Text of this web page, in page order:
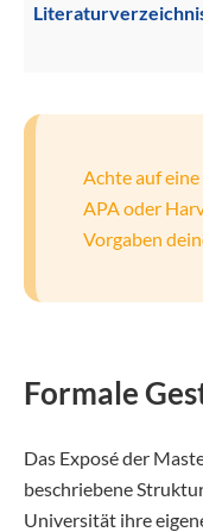
Achte auf
APA oder
Vorgaben
Formale
Das Exposé der
beschriebene
Universität ihre